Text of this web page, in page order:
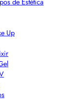
Up